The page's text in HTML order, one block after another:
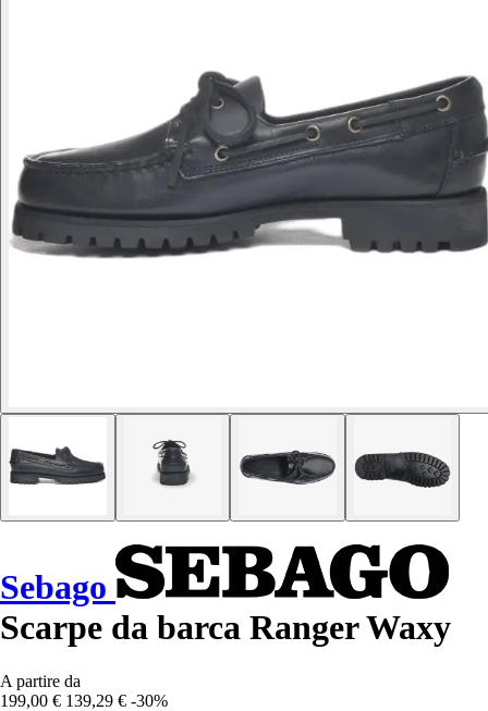
Sebago
Scarpe da barca Ranger Waxy
A partire da
199,00 € 139,29 € -30%